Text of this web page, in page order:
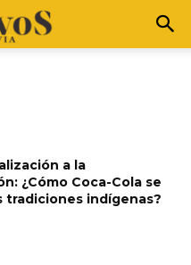
a la
¿Cómo Coca-Cola se
tradiciones indígenas?